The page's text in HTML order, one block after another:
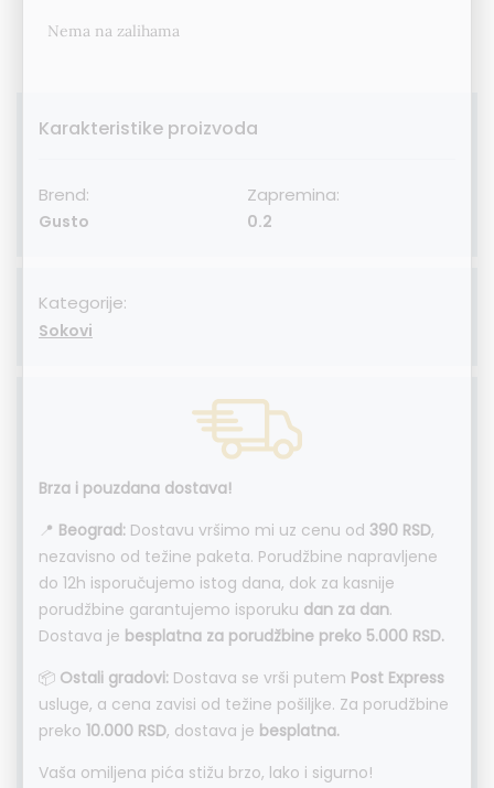
Nema na zalihama
Karakteristike proizvoda
Brend:
Gusto
Zapremina:
0.2
Kategorije:
Sokovi
Brza i pouzdana dostava!
📍 Beograd: Dostavu vršimo mi uz cenu od 390 RSD,
nezavisno od težine paketa. Porudžbine napravljene
do 12h isporučujemo istog dana, dok za kasnije
porudžbine garantujemo isporuku dan za dan.
Dostava je besplatna za porudžbine preko 5.000 RSD.
📦 Ostali gradovi: Dostava se vrši putem Post Express
usluge, a cena zavisi od težine pošiljke. Za porudžbine
preko 10.000 RSD, dostava je besplatna.
Vaša omiljena pića stižu brzo, lako i sigurno!